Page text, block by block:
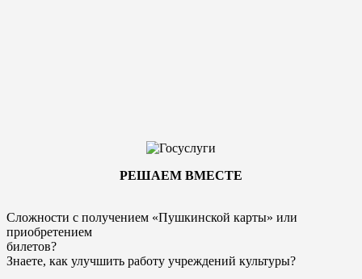
РЕШАЕМ ВМЕСТЕ
Сложности с получением «Пушкинской карты» или
приобретением
билетов?
Знаете, как улучшить работу учреждений культуры?